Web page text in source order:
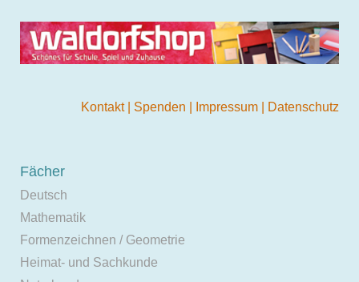
Kontakt Spenden Impressum Datenschutz
Fächer
Deutsch
Mathematik
Formenzeichnen / Geometrie
Heimat- und Sachkunde